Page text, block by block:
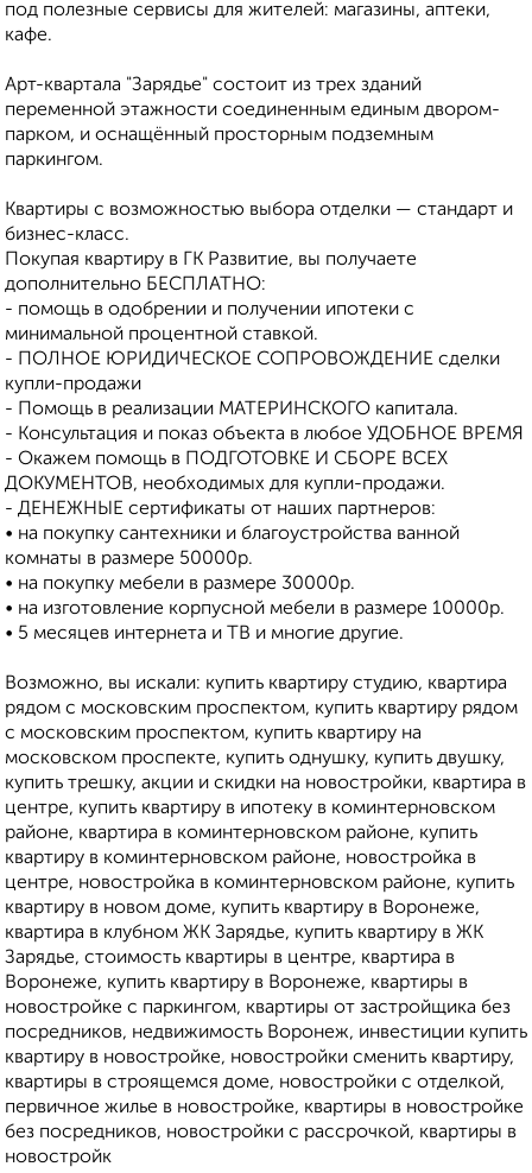
под полезные сервисы для жителей: магазины, аптеки,
кафе.
Арт-квартала "Зарядье" состоит из трех зданий
переменной этажности соединенным единым двором-
парком, и оснащённый просторным подземным
паркингом.
Квартиры с возможностью выбора отделки — стандарт и
бизнес-класс.
Покупая квартиру в ГК Развитие, вы получаете
дополнительно БЕСПЛАТНО:
- помощь в одобрении и получении ипотеки с
минимальной процентной ставкой.
- ПОЛНОЕ ЮРИДИЧЕСКОЕ СОПРОВОЖДЕНИЕ сделки
купли-продажи
- Помощь в реализации МАТЕРИНСКОГО капитала.
- Консультация и показ объекта в любое УДОБНОЕ ВРЕМЯ
- Окажем помощь в ПОДГОТОВКЕ И СБОРЕ ВСЕХ
ДОКУМЕНТОВ, необходимых для купли-продажи.
- ДЕНЕЖНЫЕ сертификаты от наших партнеров:
• на покупку сантехники и благоустройства ванной
комнаты в размере 50000р.
• на покупку мебели в размере 30000р.
• на изготовление корпусной мебели в размере 10000р.
• 5 месяцев интернета и ТВ и многие другие.
Возможно, вы искали: купить квартиру студию, квартира
рядом с московским проспектом, купить квартиру рядом
с московским проспектом, купить квартиру на
московском проспекте, купить однушку, купить двушку,
купить трешку, акции и скидки на новостройки, квартира в
центре, купить квартиру в ипотеку в коминтерновском
районе, квартира в коминтерновском районе, купить
квартиру в коминтерновском районе, новостройка в
центре, новостройка в коминтерновском районе, купить
квартиру в новом доме, купить квартиру в Воронеже,
квартира в клубном ЖК Зарядье, купить квартиру в ЖК
Зарядье, стоимость квартиры в центре, квартира в
Воронеже, купить квартиру в Воронеже, квартиры в
новостройке с паркингом, квартиры от застройщика без
посредников, недвижимость Воронеж, инвестиции купить
квартиру в новостройке, новостройки сменить квартиру,
квартиры в строящемся доме, новостройки с отделкой,
первичное жилье в новостройке, квартиры в новостройке
без посредников, новостройки с рассрочкой, квартиры в
новостройк